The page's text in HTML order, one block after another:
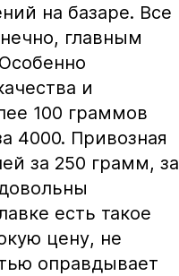
на базаре. Все
главным
и
100 граммов
4000. Привозная
за 250 грамм, за
есть такое
цену, не
оправдывает